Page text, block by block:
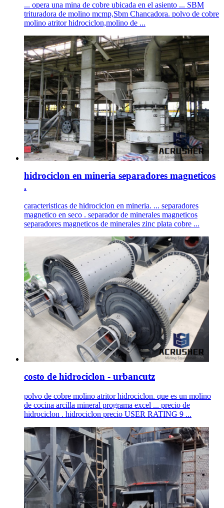
... opera una mina de cobre ubicada en el asiento ... SBM
trituradora de molino mcmp,Sbm Chancadora. polvo de cobre
molino atritor hidrociclon,molino de ...
hidrociclon en mineria separadores magneticos
.
caracteristicas de hidrociclon en mineria. ... separadores
magnetico en seco . separador de minerales magneticos
separadores magneticos de minerales zinc plata cobre ...
costo de hidrociclon - urbancutz
polvo de cobre molino atritor hidrociclon. que es un molino
de cocina arcilla mineral programa excel ... precio de
hidrociclon . hidrociclon precio USER RATING 9 ...